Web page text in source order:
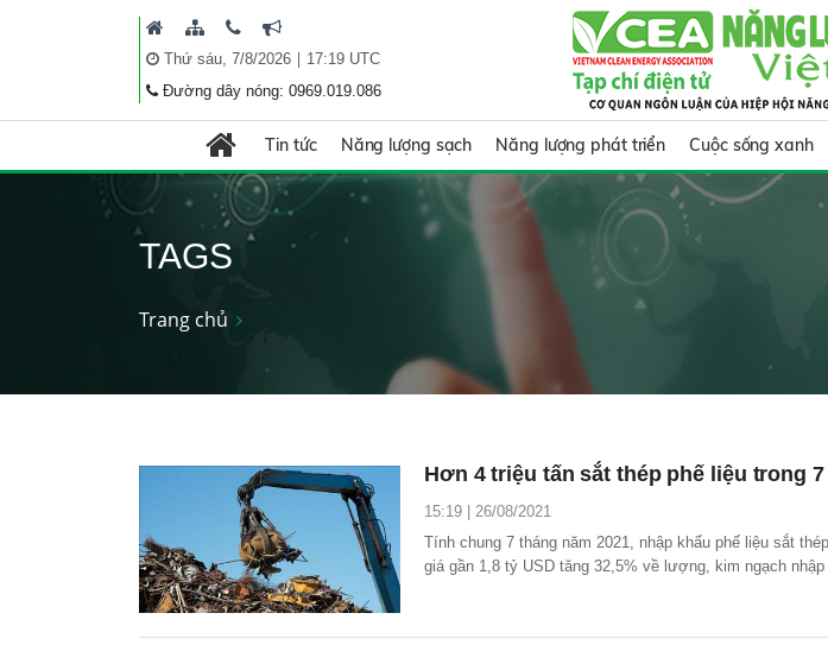
Thứ sáu, 7/8/2026| 17:19 UTC
Đường dây nóng: 0969.019.086
Tin tức Năng lượng sạch Năng lượng phát triển Cuộc sống xanh
TAGS
Trang chủ
Hơn 4 triệu tấn sắt thép phế liệu trong
15:19 | 26/08/2021
Tính chung 7 tháng năm 2021, nhập khẩu phế liệu sắt
giá gần 1,8 tỷ USD tăng 32,5% về lượng, kim ngạch nhập